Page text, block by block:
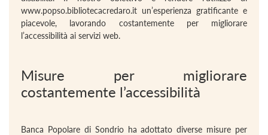
www.popso.bibliotecacredaro.it un’esperienza gratificante e
piacevole, lavorando costantemente per migliorare
l’accessibilità ai servizi web.
Misure per migliorare
costantemente l’accessibilità
Banca Popolare di Sondrio ha adottato diverse misure per